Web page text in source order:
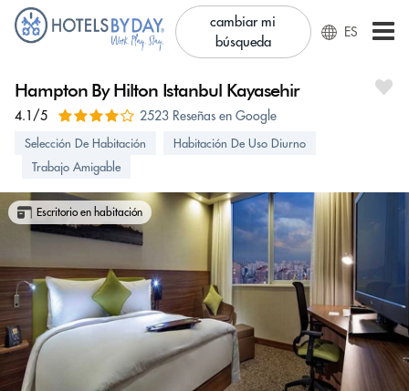
cambiar mi
búsqueda
ES
Hampton By Hilton Istanbul Kayasehir
4.1/5 2523 Reseñas en Google
Selección De Habitación
Habitación De Uso Diurno
Trabajo Amigable
Escritorio en habitación